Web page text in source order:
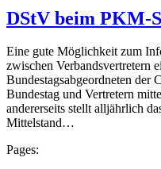
DStV beim PKM-
Eine gute Möglichkeit zum
zwischen Verbandsvertretern
Bundestagsabgeordneten
Bundestag und Vertretern
andererseits stellt alljährlich
Mittelstand…
Pages: